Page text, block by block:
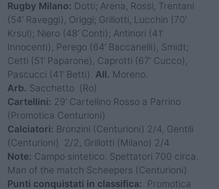
Rugby Milano: Dotti; Arena, Rossi, Trentani
(54’ Raveggi), Origgi; Grillotti, Lucchin (70’
Krsul); Niero (48’ Conti); Antinori (41’
Innocenti), Perego (64’ Baccanelli), Smidt;
Cetti (51’ Paparone), Caprotti (67’ Cucco),
Pascucci (41’ Betti). All. Moreno.
Arb. Sacchetto (Ro)
Cartellini: 29’ Cartellino Rosso a Parrino
(Promotica Centurioni)
Calciatori: Bronzini (Centurioni) 2/4, Gentili
(Centurioni) 2/2, Grillotti (Milano) 2/4
Note: Campo sintetico. Spettatori 700 circa.
Man of the match Scheepers (Centurioni)
Punti conquistati in classifica: Promotica